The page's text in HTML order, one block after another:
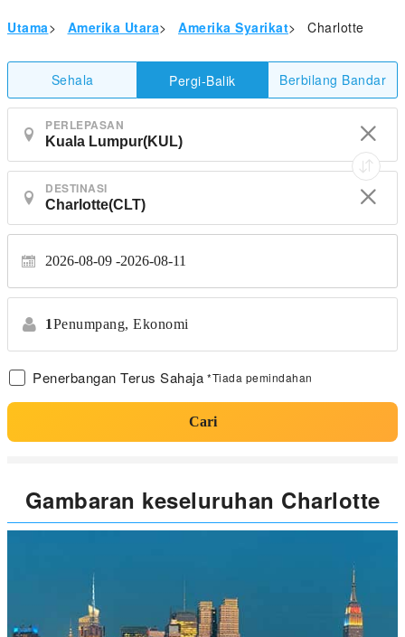
Utama> Amerika Utara> Amerika Syarikat> Charlotte
Sehala Pergi-Balik Berbilang Bandar
PERLEPASAN
DESTINASI
2026-08-09 2026-08-11
1Penumpang, Ekonomi
Penerbangan Terus Sahaja *Tiada pemindahan
Cari
Gambaran keseluruhan Charlotte